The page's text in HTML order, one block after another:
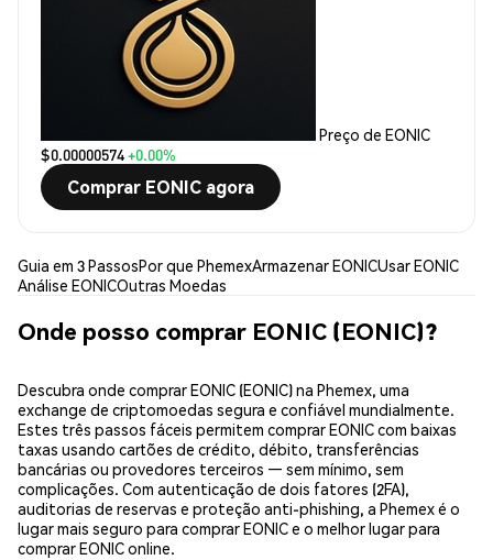
Preço de EONIC
$0.00000574+0.00%
Comprar EONIC agora
Guia em 3 PassosPor que PhemexArmazenar EONICUsar EONIC
Análise EONICOutras Moedas
Onde posso comprar EONIC (EONIC)?
Descubra onde comprar EONIC (EONIC) na Phemex, uma
exchange de criptomoedas segura e confiável mundialmente.
Estes três passos fáceis permitem comprar EONIC com baixas
taxas usando cartões de crédito, débito, transferências
bancárias ou provedores terceiros — sem mínimo, sem
complicações. Com autenticação de dois fatores (2FA),
auditorias de reservas e proteção anti-phishing, a Phemex é o
lugar mais seguro para comprar EONIC e o melhor lugar para
comprar EONIC online.